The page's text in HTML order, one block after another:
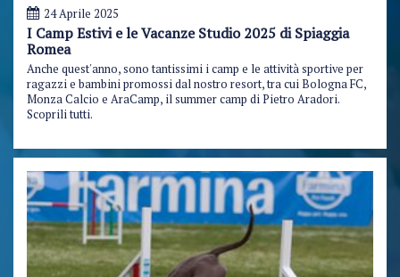
24 Aprile 2025
I Camp Estivi e le Vacanze Studio 2025 di Spiaggia
Romea
Anche quest'anno, sono tantissimi i camp e le attività sportive per
ragazzi e bambini promossi dal nostro resort, tra cui Bologna FC,
Monza Calcio e AraCamp, il summer camp di Pietro Aradori.
Scoprili tutti.